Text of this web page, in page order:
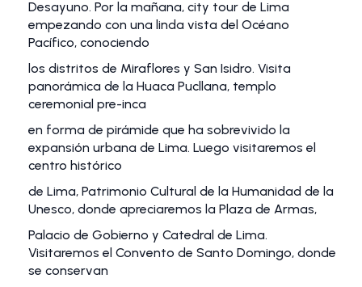
Desayuno. Por la mañana, city tour de Lima
empezando con una linda vista del Océano
Pacífico, conociendo
los distritos de Miraflores y San Isidro. Visita
panorámica de la Huaca Pucllana, templo
ceremonial pre-inca
en forma de pirámide que ha sobrevivido la
expansión urbana de Lima. Luego visitaremos el
centro histórico
de Lima, Patrimonio Cultural de la Humanidad de la
Unesco, donde apreciaremos la Plaza de Armas,
Palacio de Gobierno y Catedral de Lima.
Visitaremos el Convento de Santo Domingo, donde
se conservan